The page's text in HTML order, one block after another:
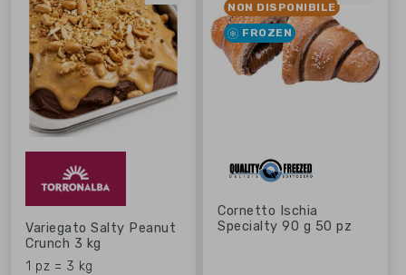
Variegato Salty Peanut
Crunch 3 kg
1 pz = 3 kg
NON DISPONIBILE
FROZEN
Cornetto Ischia
Specialty 90 g 50 pz